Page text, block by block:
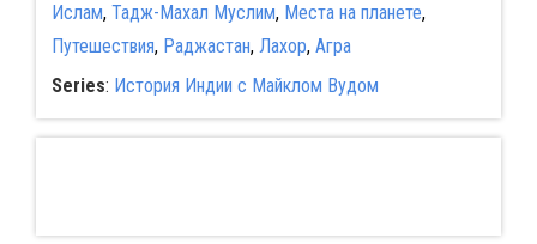
Ислам, Тадж-Махал Муслим, Места на планете,
Путешествия, Раджастан, Лахор, Агра
Series: История Индии с Майклом Вудом